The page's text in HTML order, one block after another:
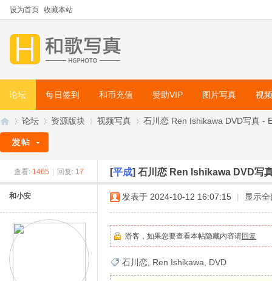
设为首页 收藏本站
论坛 每日签到 和币充值 赞助VIP 图片写真 视
»
论坛
›
资源版块 视频写真
›
石川恋 Ren Ishikawa DVD写真 -
查看: 1465 回复: 17 [平成] 石川恋 Ren Ishikawa DVD写
和小安 发表于 2024-10-12 16:07:15 | 显示
游客，如果您要查看本帖隐藏内容请回复
石川恋 Ren Ishikawa DVD